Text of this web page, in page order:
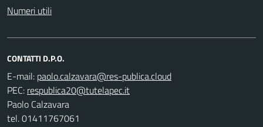
Numeri utili
CONTATTI D.P.O.
E-mail:
PEC:
Paolo Calzavara
tel. 01411767061